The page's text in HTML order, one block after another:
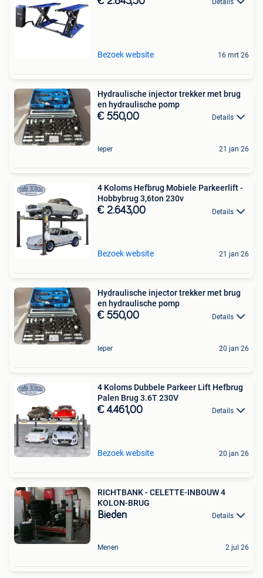
Details
Bezoek website 16 mrt 26
Hydraulische injector trekker met brug
en hydraulische pomp
€ 550,00 Details
Ieper 21 jan 26
4 Koloms Hefbrug Mobiele Parkeerlift -
Hobbybrug 3,6ton 230v
€ 2.643,00 Details
Bezoek website 21 jan 26
Hydraulische injector trekker met brug
en hydraulische pomp
€ 550,00 Details
Ieper 20 jan 26
4 Koloms Dubbele Parkeer Lift Hefbrug
Palen Brug 3.6T 230V
€ 4.461,00 Details
Bezoek website 20 jan 26
RICHTBANK - CELETTE-INBOUW 4
KOLON-BRUG
Bieden Details
Menen 2 jul 26